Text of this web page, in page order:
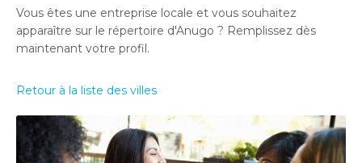
Vous êtes une entreprise locale et vous souhaitez
apparaître sur le répertoire d'Anugo ? Remplissez dès
maintenant votre profil.
Retour à la liste des villes